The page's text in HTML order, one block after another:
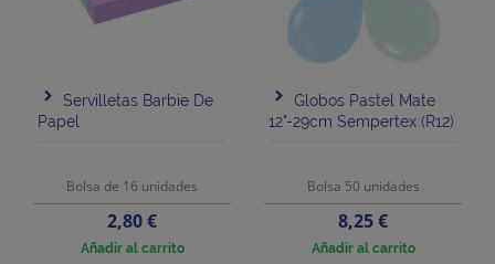
Servilletas Barbie De
Papel
Bolsa de 16 unidades
Precio
2,80 €
Añadir al carrito
Globos Pastel Mate
12"-29cm Sempertex (R12)
Bolsa 50 unidades
Precio
8,25 €
Añadir al carrito